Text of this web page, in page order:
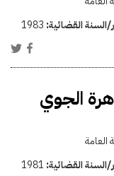
السنة القضائية: 1983
الجوي
العامة
السنة القضائية: 1981